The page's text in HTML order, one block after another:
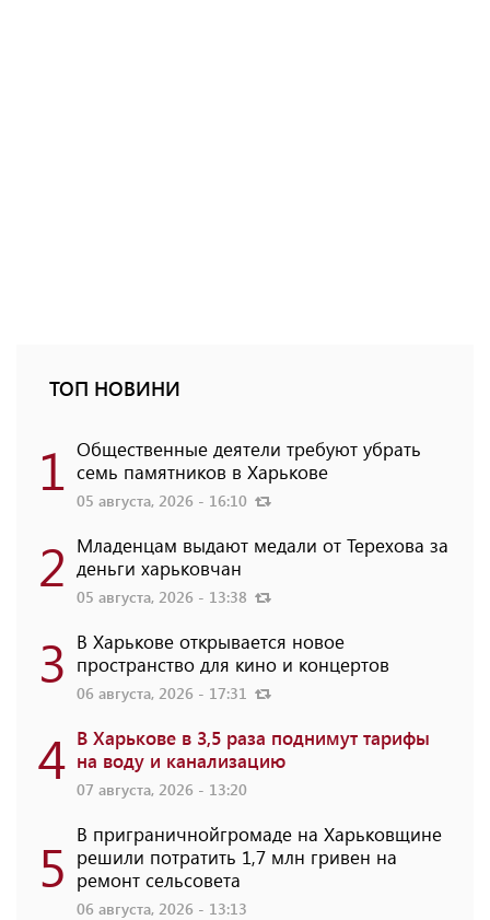
ТОП НОВИНИ
1 Общественные деятели требуют убрать
семь памятников в Харькове
05 августа, 2026 - 16:10
2 Младенцам выдают медали от Терехова за
деньги харьковчан
05 августа, 2026 - 13:38
3 В Харькове открывается новое
пространство для кино и концертов
06 августа, 2026 - 17:31
4 В Харькове в 3,5 раза поднимут тарифы
на воду и канализацию
07 августа, 2026 - 13:20
5 В приграничнойгромаде на Харьковщине
решили потратить 1,7 млн ​​гривен на
ремонт сельсовета
06 августа, 2026 - 13:13